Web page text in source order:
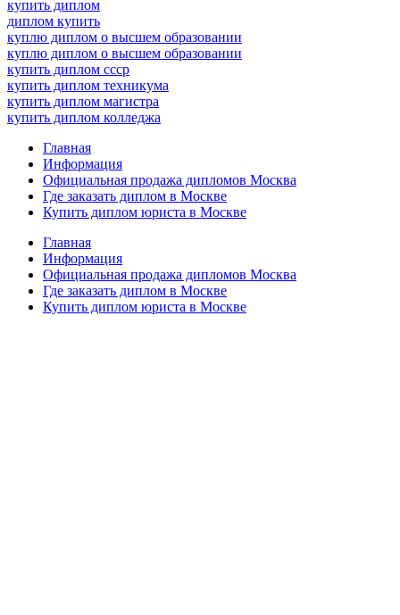
купить диплом
диплом купить
куплю диплом о высшем образовании
куплю диплом о высшем образовании
купить диплом ссср
купить диплом техникума
купить диплом магистра
купить диплом колледжа
Главная
Информация
Официальная продажа дипломов Москва
Где заказать диплом в Москве
Купить диплом юриста в Москве
Главная
Информация
Официальная продажа дипломов Москва
Где заказать диплом в Москве
Купить диплом юриста в Москве